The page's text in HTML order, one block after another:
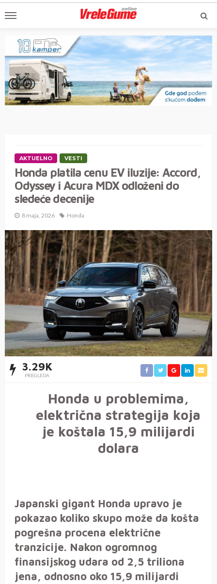
AKTUELNO VESTI
Honda platila cenu EV iluzije: Accord,
Odyssey i Acura MDX odloženi do
sledeće decenije
8 maja, 2026 Honda
3.29K
PREGLEDA
Honda u problemima,
električna strategija koja
je koštala 15,9 milijardi
dolara
Japanski gigant Honda upravo je
pokazao koliko skupo može da košta
pogrešna procena električne
tranzicije. Nakon ogromnog
finansijskog udara od 2,5 triliona
jena, odnosno oko 15,9 milijardi